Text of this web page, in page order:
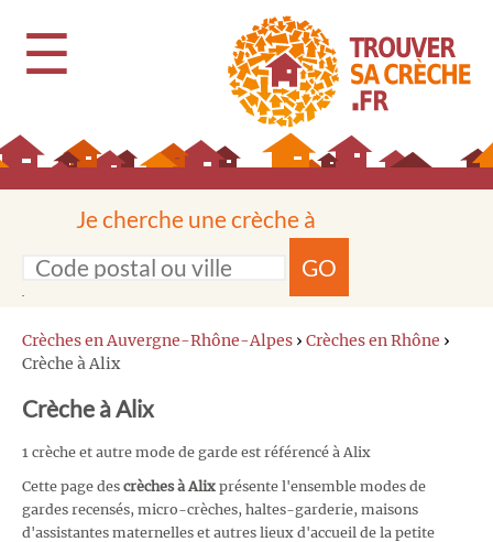
☰
Je cherche une crèche à
GO
Crèches en Auvergne-Rhône-Alpes › Crèches en Rhône ›
Crèche à Alix
Crèche à Alix
1 crèche et autre mode de garde est référencé à Alix
Cette page des crèches à Alix présente l'ensemble modes de
gardes recensés, micro-crèches, haltes-garderie, maisons
d'assistantes maternelles et autres lieux d'accueil de la petite